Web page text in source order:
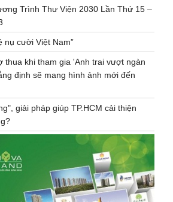
Trình Thư Viện 2030 Lần Thứ 15 –
nụ cười Việt Nam”
thua khi tham gia 'Anh trai vượt ngàn
định sẽ mang hình ảnh mới đến
giải pháp giúp TP.HCM cải thiện